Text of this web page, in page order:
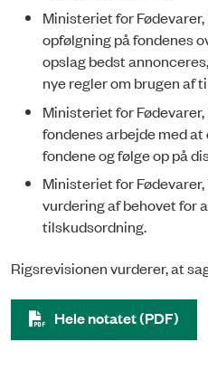
Ministeriet for
opfølgning på fondenes
opslag bedst
nye regler om brugen af
Ministeriet for
fondenes arbejde med
fondene og følge op på
Ministeriet for
vurdering af behovet for
tilskudsordning.
Rigsrevisionen vurderer, at
Hele notatet (PDF)